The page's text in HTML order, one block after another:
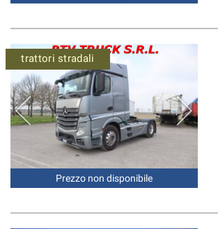
Prezzo non disponibile
trattori stradali